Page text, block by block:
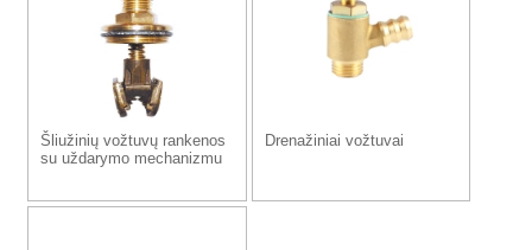
Šliužinių vožtuvų rankenos
su uždarymo mechanizmu
Drenažiniai vožtuvai